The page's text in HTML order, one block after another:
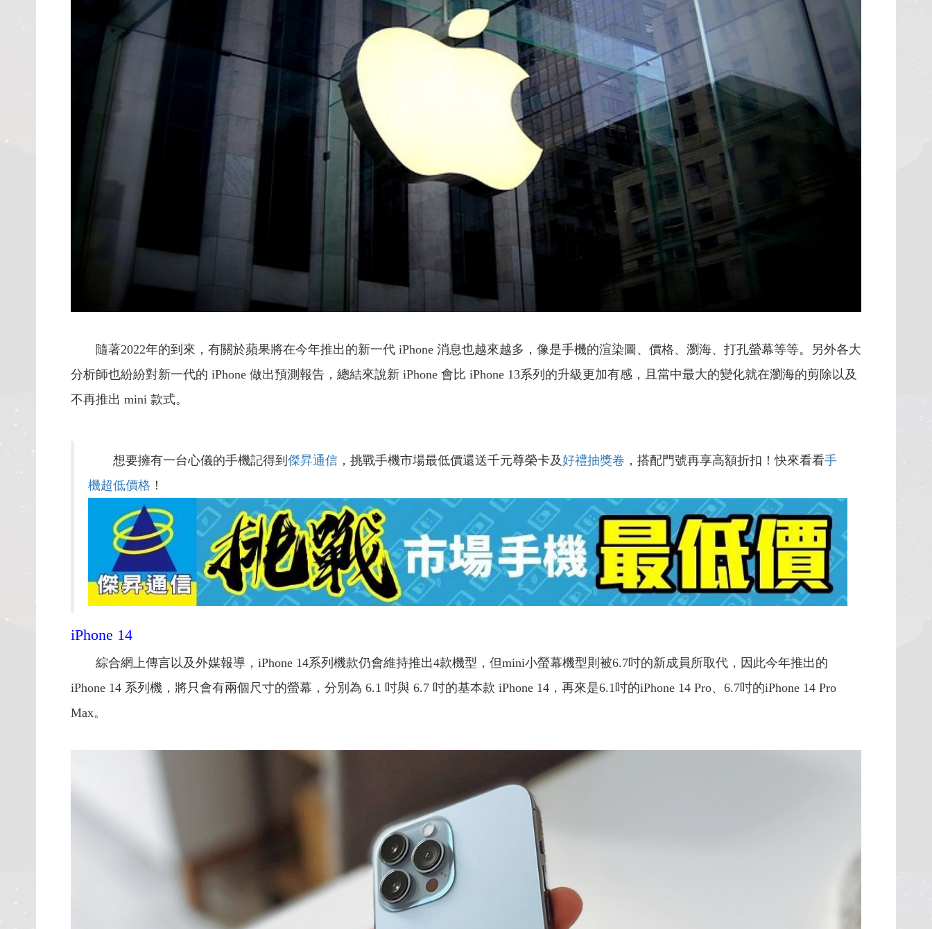
隨著2022年的到來，有關於蘋果將在今年推出的新一代 iPhone 消息也越來越多，像是手機的渲染圖、價格、瀏海、打孔螢幕等等。另外各大
分析師也紛紛對新一代的 iPhone 做出預測報告，總結來說新 iPhone 會比 iPhone 13系列的升級更加有感，且當中最大的變化就在瀏海的剪除以及
不再推出 mini 款式。
想要擁有一台心儀的手機記得到 傑昇通信 ，挑戰手機市場最低價還送千元尊榮卡及好禮抽獎卷 ，搭配門號再享高額折扣！快來看看手
機超低價格 ！
iPhone 14
綜合網上傳言以及外媒報導，iPhone 14系列機款仍會維持推出4款機型，但mini小螢幕機型則被6.7吋的新成員所取代，因此今年推出的
iPhone 14 系列機，將只會有兩個尺寸的螢幕，分別為 6.1 吋與 6.7 吋的基本款 iPhone 14，再來是6.1吋的iPhone 14 Pro、6.7吋的iPhone 14 Pro
Max。